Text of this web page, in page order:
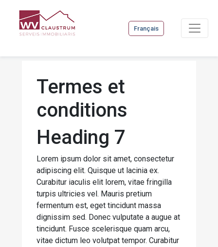
Français
Termes et
conditions
Heading 7
Lorem ipsum dolor sit amet, consectetur
adipiscing elit. Quisque ut lacinia ex.
Curabitur iaculis elit lorem, vitae fringilla
turpis ultricies vel. Mauris pretium
fermentum est, eget tincidunt massa
dignissim sed. Donec vulputate a augue at
tincidunt. Fusce scelerisque quam arcu,
vitae dictum leo volutpat tempor. Curabitur